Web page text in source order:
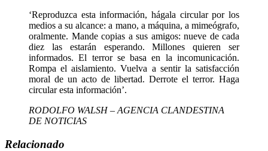
‘Reproduzca esta información, hágala circular por los
medios a su alcance: a mano, a máquina, a mimeógrafo,
oralmente. Mande copias a sus amigos: nueve de cada
diez las estarán esperando. Millones quieren ser
informados. El terror se basa en la incomunicación.
Rompa el aislamiento. Vuelva a sentir la satisfacción
moral de un acto de libertad. Derrote el terror. Haga
circular esta información’.
RODOLFO WALSH – AGENCIA CLANDESTINA
DE NOTICIAS
Relacionado